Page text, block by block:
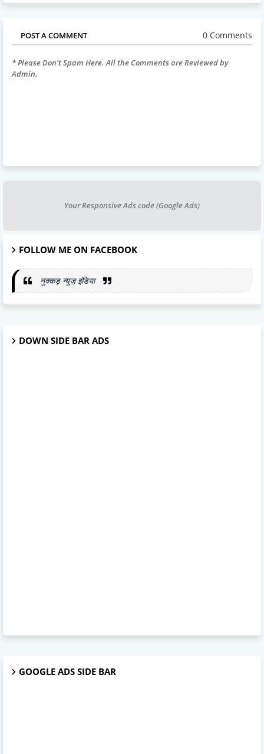
POST A COMMENT 0 Comments
* Please Don't Spam Here. All the Comments are Reviewed by
Admin.
Your Responsive Ads code (Google Ads)
FOLLOW ME ON FACEBOOK
नुक्कड़ न्यूज़ इंडिया
DOWN SIDE BAR ADS
GOOGLE ADS SIDE BAR